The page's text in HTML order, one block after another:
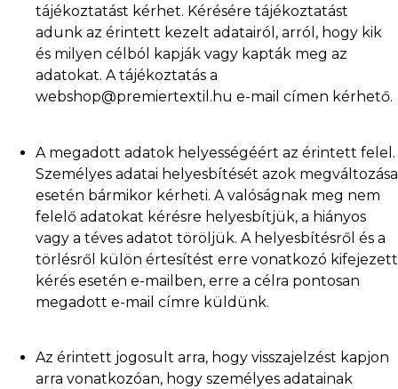
tájékoztatást kérhet. Kérésére tájékoztatást
adunk az érintett kezelt adatairól, arról, hogy kik
és milyen célból kapják vagy kapták meg az
adatokat. A tájékoztatás a
webshop@premiertextil.hu e-mail címen kérhető.
A megadott adatok helyességéért az érintett felel.
Személyes adatai helyesbítését azok megváltozása
esetén bármikor kérheti. A valóságnak meg nem
felelő adatokat kérésre helyesbítjük, a hiányos
vagy a téves adatot töröljük. A helyesbítésről és a
törlésről külön értesítést erre vonatkozó kifejezett
kérés esetén e-mailben, erre a célra pontosan
megadott e-mail címre küldünk.
Az érintett jogosult arra, hogy visszajelzést kapjon
arra vonatkozóan, hogy személyes adatainak